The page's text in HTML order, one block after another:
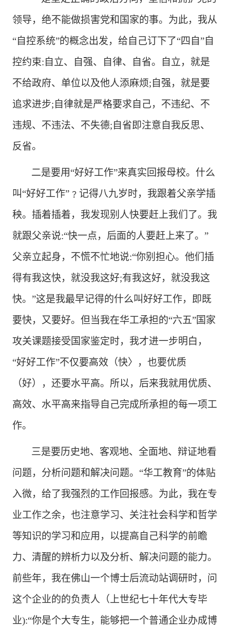
领导，绝不能做损害党和国家的事。为此，我从
“自控系统”的概念出发，给自己订下了“四自”自
控约束:自立、自强、自律、自省。自立，就是
不给政府、单位以及他人添麻烦;自强，就是要
追求进步;自律就是严格要求自己，不违纪、不
违规、不违法、不失德;自省即注意自我反思、
反省。
二是要用“好好工作”来真实回报母校。什么
叫“好好工作”﹖记得八九岁时，我跟着父亲学插
秧。插着插着，我发现别人快要赶上我们了。我
就跟父亲说:“快一点，后面的人要赶上来了。”
父亲立起身，不慌不忙地说:“你别担心。他们插
得有我这快，就没我这好;有我这好，就没我这
快。”这是我最早记得的什么叫好好工作，即既
要快，又要好。但当我在华工承担的“六五”国家
攻关课题接受国家鉴定时，我才进一步明白，
“好好工作”不仅要高效（快〉，也要优质
（好），还要水平高。所以，后来我就用优质、
高效、水平高来指导自己完成所承担的每一项工
作。
三是要历史地、客观地、全面地、辩证地看
问题，分析问题和解决问题。 “华工教育”的体贴
入微，给了我强烈的工作回报感。为此，我在专
业工作之余，也注意学习、关注社会科学和哲学
等知识的学习和应用，以提高自己科学的前瞻
力、清醒的辨析力以及分析、解决问题的能力。
前些年，我在佛山一个博士后流动站调研时，问
这个企业的的负责人（上世纪七十年代大专毕
业):“你是个大专生，能够把一个普通企业办成博